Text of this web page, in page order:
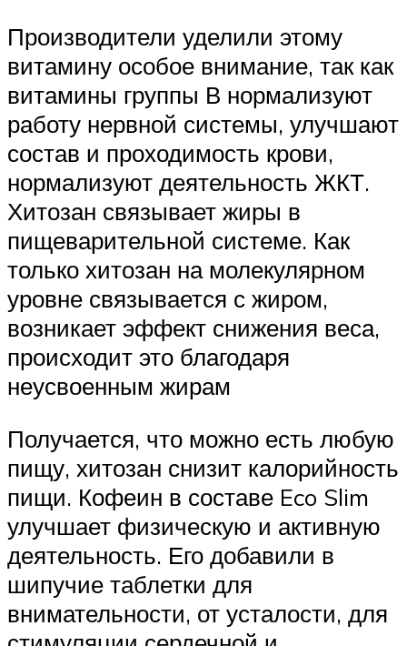
Производители уделили этому
витамину особое внимание, так как
витамины группы В нормализуют
работу нервной системы, улучшают
состав и проходимость крови,
нормализуют деятельность ЖКТ.
Хитозан связывает жиры в
пищеварительной системе. Как
только хитозан на молекулярном
уровне связывается с жиром,
возникает эффект снижения веса,
происходит это благодаря
неусвоенным жирам
Получается, что можно есть любую
пищу, хитозан снизит калорийность
пищи. Кофеин в составе Eco Slim
улучшает физическую и активную
деятельность. Его добавили в
шипучие таблетки для
внимательности, от усталости, для